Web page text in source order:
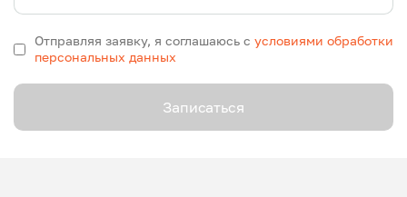
Отправляя заявку, я соглашаюсь с условиями обработки
персональных данных
Записаться